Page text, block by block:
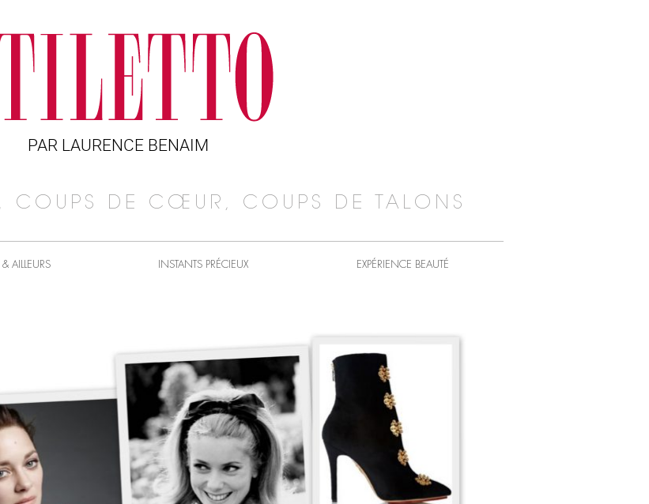
PAR LAURENCE BENAIM
COUPS DE CŒUR, COUPS DE TALONS
AILLEURS INSTANTS PRÉCIEUX EXPÉRIENCE BEAUTÉ